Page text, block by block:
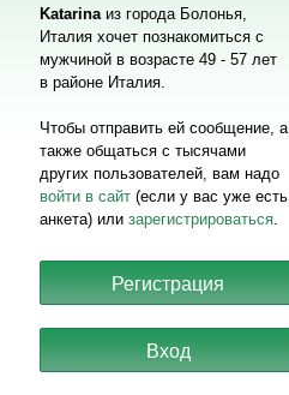
Katarinaиз города Болонья,
Италия хочет познакомиться с
мужчиной в возрасте 49 - 57 лет
в районе Италия.
Чтобы отправить ей сообщение, а
также общаться с тысячами
других пользователей, вам надо
войти в сайт (если у вас уже есть
анкета) или зарегистрироваться.